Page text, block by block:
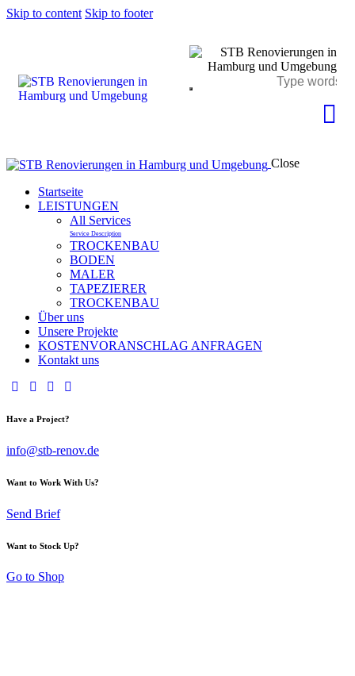
Skip to content Skip to footer
Close
Startseite
LEISTUNGEN
All Services
Service Description
TROCKENBAU
BODEN
MALER
TAPEZIERER
TROCKENBAU
Über uns
Unsere Projekte
KOSTENVORANSCHLAG ANFRAGEN
Kontakt uns
Have a Project?
info@stb-renov.de
Want to Work With Us?
Send Brief
Want to Stock Up?
Go to Shop